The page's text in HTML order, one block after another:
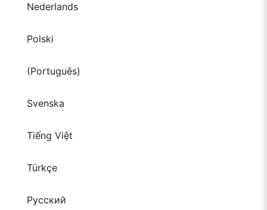
Nederlands
Polski
(Português)
Svenska
Tiếng Việt
Türkçe
Русский